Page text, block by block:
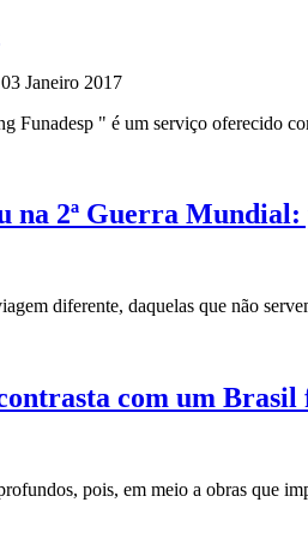
Janeiro 2017
Funadesp " é um serviço oferecido
na 2ª Guerra Mundial:
diferente, daquelas que não
com um Brasil
pois, em meio a obras que